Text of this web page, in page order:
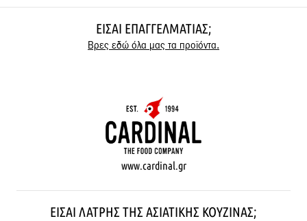
ΕΊΣΑΙ ΕΠΑΓΓΕΛΜΑΤΊΑΣ;
Βρες εδώ όλα μας τα προϊόντα.
www.cardinal.gr
ΕΊΣΑΙ ΛΆΤΡΗΣ ΤΗΣ ΑΣΙΑΤΙΚΉΣ ΚΟΥΖΊΝΑΣ;